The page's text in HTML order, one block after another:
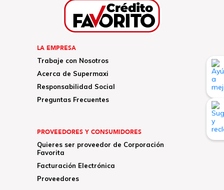
LA EMPRESA
Trabaje con Nosotros
Acerca de Supermaxi
Responsabilidad Social
Preguntas Frecuentes
PROVEEDORES Y CONSUMIDORES
Quieres ser proveedor de Corporación
Favorita
Facturación Electrónica
Proveedores